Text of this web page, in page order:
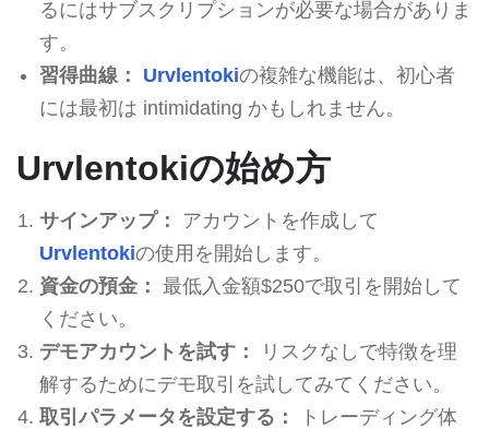
るにはサブスクリプションが必要な場合がありま
す。
習得曲線：
Urvlentokiの複雑な機能は、初心者
には最初は intimidating かもしれません。
Urvlentokiの始め方
サインアップ：
アカウントを作成して
Urvlentokiの使用を開始します。
資金の預金： 最低入金額$250で取引を開始して
ください。
デモアカウントを試す：
リスクなしで特徴を理
解するためにデモ取引を試してみてください。
取引パラメータを設定する：
トレーディング体